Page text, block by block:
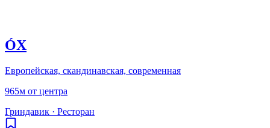
ÓX
Европейская, скандинавская, современная
965м от центра
Гриндавик · Ресторан